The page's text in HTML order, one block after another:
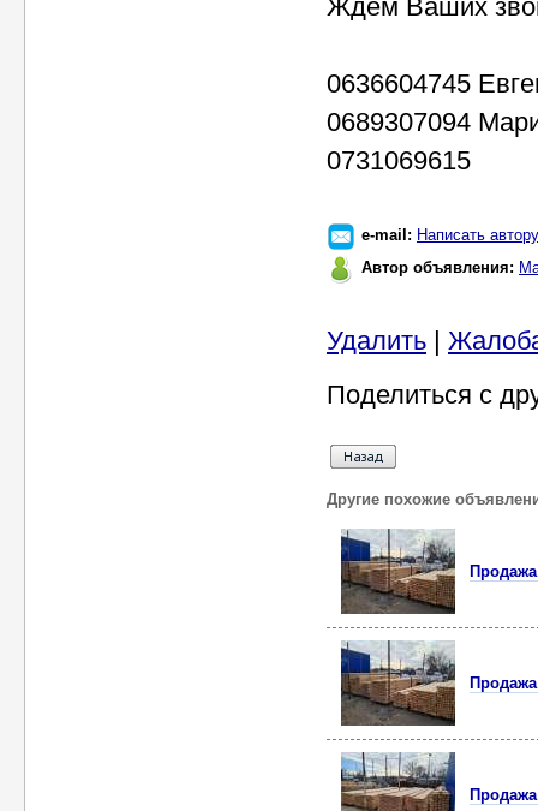
Ждем Ваших
0636604745
0689307094
0731069615
e-mail: Написать автору
Автор объявления:
Удалить |
Поделиться с
Другие похожие